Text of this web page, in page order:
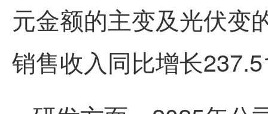
元金额的主变及光伏变
销售收入同比增长